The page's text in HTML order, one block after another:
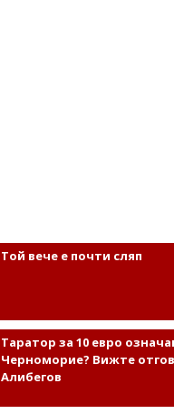
Той вече е почти сляп
Таратор за 10 евро
Черноморие? Вижте
Алибегов